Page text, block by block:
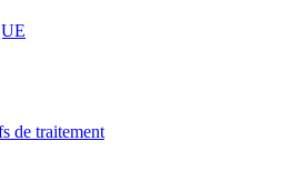
de traitement